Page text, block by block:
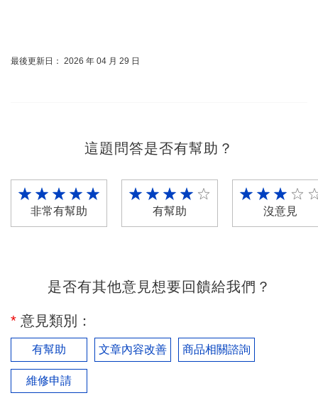
最後更新日： 2026 年 04 月 29 日
這題問答是否有幫助？
非常有幫助 有幫助 沒意見
是否有其他意見想要回饋給我們？
* 意見類別：
有幫助 文章內容改善 商品相關諮詢
維修申請